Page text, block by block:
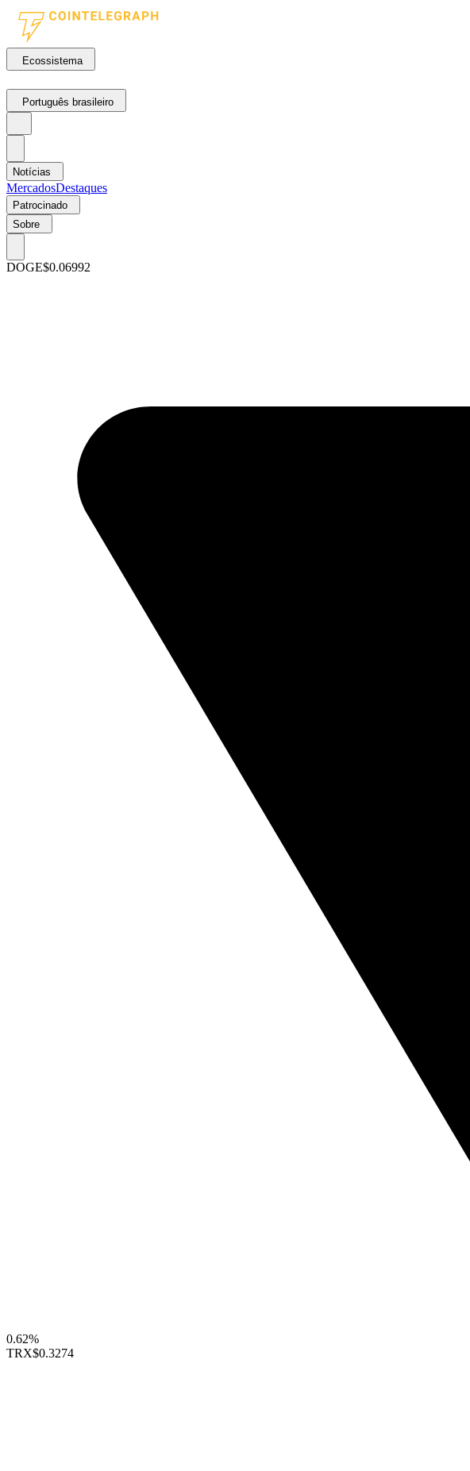
Ecossistema
Português brasileiro
Notícias
MercadosDestaques
Patrocinado
Sobre
DOGE$0.06992
0.62%
TRX$0.3274